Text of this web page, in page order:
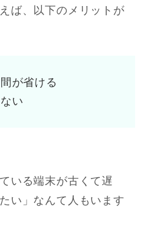
ば、以下のメリットが
が省ける
い
いる端末が古くて遅
い」なんて人もいます